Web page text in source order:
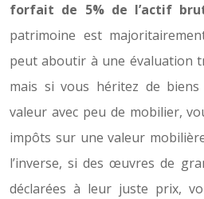
forfait de 5% de l’actif
patrimoine est
peut aboutir à une évaluation
mais si vous héritez de
valeur avec peu de mobilier,
impôts sur une valeur
l’inverse, si des œuvres de
déclarées à leur juste prix,